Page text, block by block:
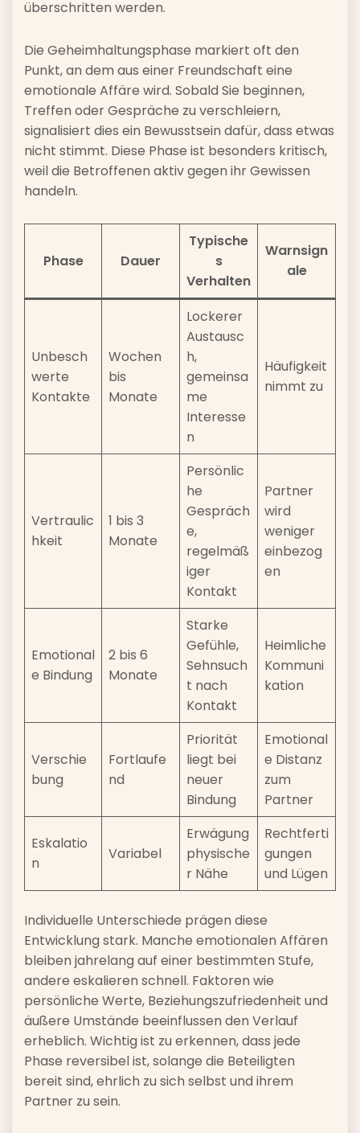
überschritten werden.
Die Geheimhaltungsphase markiert oft den
Punkt, an dem aus einer Freundschaft eine
emotionale Affäre wird. Sobald Sie beginnen,
Treffen oder Gespräche zu verschleiern,
signalisiert dies ein Bewusstsein dafür, dass etwas
nicht stimmt. Diese Phase ist besonders kritisch,
weil die Betroffenen aktiv gegen ihr Gewissen
handeln.
Phase Dauer
Typische
s
Verhalten
Warnsign
ale
Unbesch
werte
Kontakte
Wochen
bis
Monate
Lockerer
Austausc
h,
gemeinsa
me
Interesse
n
Häufigkeit
nimmt zu
Vertraulic
hkeit
1 bis 3
Monate
Persönlic
he
Gespräch
e,
regelmäß
iger
Kontakt
Partner
wird
weniger
einbezog
en
Emotional
e Bindung
2 bis 6
Monate
Starke
Gefühle,
Sehnsuch
t nach
Kontakt
Heimliche
Kommuni
kation
Verschie
bung
Fortlaufe
nd
Priorität
liegt bei
neuer
Bindung
Emotional
e Distanz
zum
Partner
Eskalatio
n
Variabel
Erwägung
physische
r Nähe
Rechtferti
gungen
und Lügen
Individuelle Unterschiede prägen diese
Entwicklung stark. Manche emotionalen Affären
bleiben jahrelang auf einer bestimmten Stufe,
andere eskalieren schnell. Faktoren wie
persönliche Werte, Beziehungszufriedenheit und
äußere Umstände beeinflussen den Verlauf
erheblich. Wichtig ist zu erkennen, dass jede
Phase reversibel ist, solange die Beteiligten
bereit sind, ehrlich zu sich selbst und ihrem
Partner zu sein.